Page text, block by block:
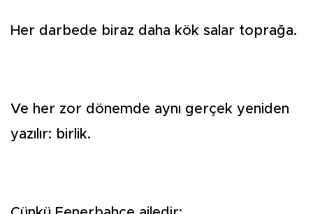
Her darbede biraz daha kök salar toprağa.
Ve her zor dönemde aynı gerçek yeniden
yazılır: birlik.